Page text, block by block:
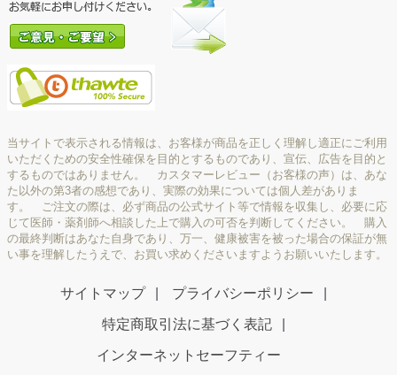
当サイトで表示される情報は、お客様が商品を正しく理解し適正にご利用
いただくための安全性確保を目的とするものであり、宣伝、広告を目的と
するものではありません。 カスタマーレビュー（お客様の声）は、あな
た以外の第3者の感想であり、実際の効果については個人差がありま
す。 ご注文の際は、必ず商品の公式サイト等で情報を収集し、必要に応
じて医師・薬剤師へ相談した上で購入の可否を判断してください。 購入
の最終判断はあなた自身であり、万一、健康被害を被った場合の保証が無
い事を理解したうえで、お買い求めくださいますようお願いいたします。
サイトマップ プライバシーポリシー
特定商取引法に基づく表記
インターネットセーフティー